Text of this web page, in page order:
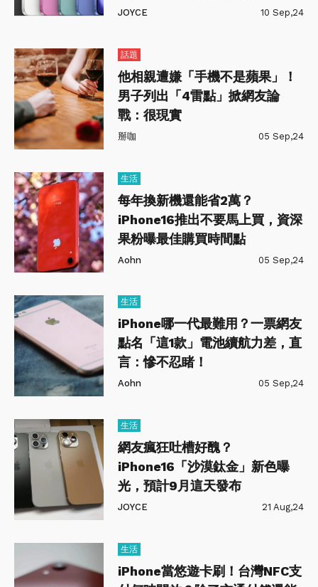
看
JOYCE 10 Sep,24
話題
他相親遭嫌「手機不是蘋果」！
男子列出「4雷點」掀網友論
戰：很現實
掰咖 05 Sep,24
生活
每年換新機還能省2萬？
iPhone16推出不要馬上買，資深
果粉曝最佳購買時間點
Aohn 05 Sep,24
生活
iPhone哪一代最難用？一票網友
點名「這1款」電池續航力差，直
言：慘不忍睹！
Aohn 05 Sep,24
生活
網友瘋狂吐槽好醜？
iPhone16「沙漠鈦金」新色曝
光，預計9月這天發布
JOYCE 21 Aug,24
生活
iPhone當悠遊卡刷！台灣NFC支